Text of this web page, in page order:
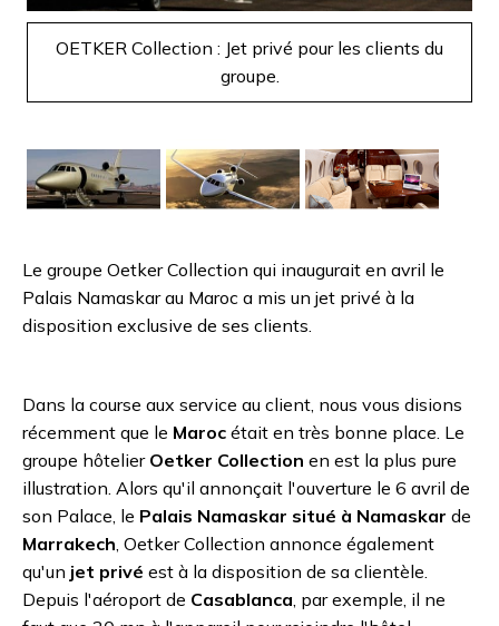
OETKER Collection : Jet privé pour les clients du
groupe.
Suivant
Le groupe Oetker Collection qui inaugurait en avril le
Palais Namaskar au Maroc a mis un jet privé à la
disposition exclusive de ses clients.
Dans la course aux service au client, nous vous disions
récemment que le Maroc était en très bonne place. Le
groupe hôtelier Oetker Collection en est la plus pure
illustration. Alors qu'il annonçait l'ouverture le 6 avril de
son Palace, le Palais Namaskar situé à Namaskar de
Marrakech , Oetker Collection annonce également
qu'un jet privé est à la disposition de sa clientèle.
Depuis l'aéroport de Casablanca , par exemple, il ne